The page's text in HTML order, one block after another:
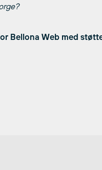
Bellona Web med